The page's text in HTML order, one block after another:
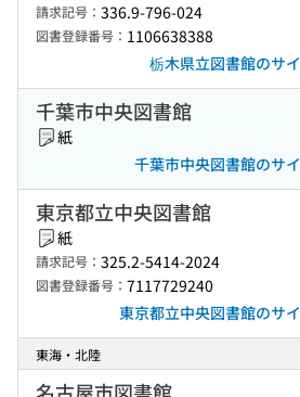
請求記号： 336.9-796-024
図書登録番号： 1106638388
栃木県立図書館のサ
千葉市中央図書館
紙
千葉市中央図書館のサ
東京都立中央図書館
紙
請求記号： 325.2-5414-2024
図書登録番号： 7117729240
東京都立中央図書館のサ
東海・北陸